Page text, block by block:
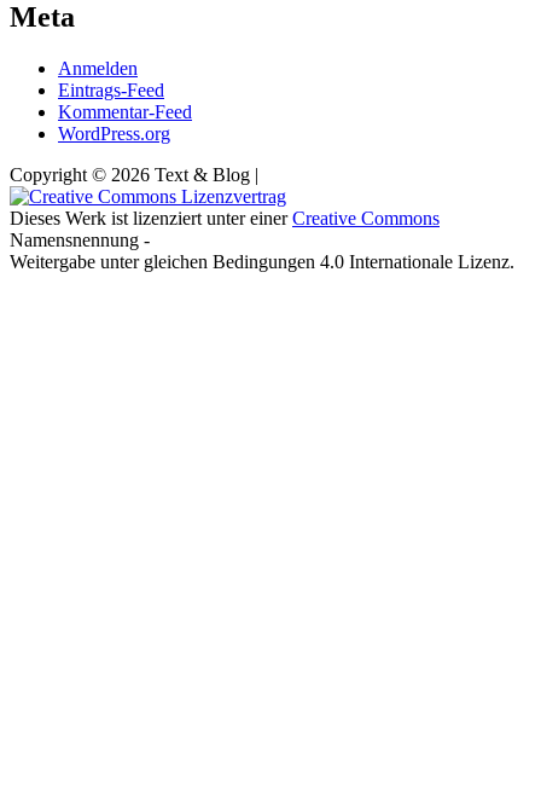
Meta
Anmelden
Eintrags-Feed
Kommentar-Feed
WordPress.org
Copyright © 2026 Text & Blog |
Dieses Werk ist lizenziert unter einerCreative Commons
Namensnennung -
Weitergabe unter gleichen Bedingungen 4.0 Internationale Lizenz.